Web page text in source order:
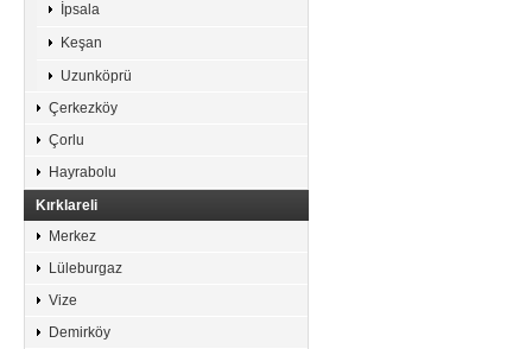
İpsala
Keşan
Uzunköprü
Çerkezköy
Çorlu
Hayrabolu
Kırklareli
Merkez
Lüleburgaz
Vize
Demirköy